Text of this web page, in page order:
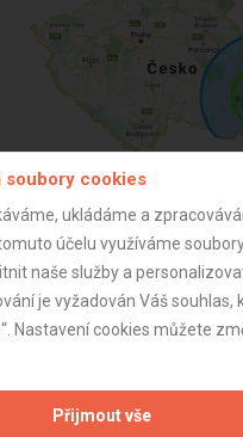
z portálu ARES dne 02.12.2024
soubory cookies
ukládáme a
účelu využíváme
naše služby a
je vyžadován Váš souhlas,
Nastavení cookies můžete
Přijmout vše